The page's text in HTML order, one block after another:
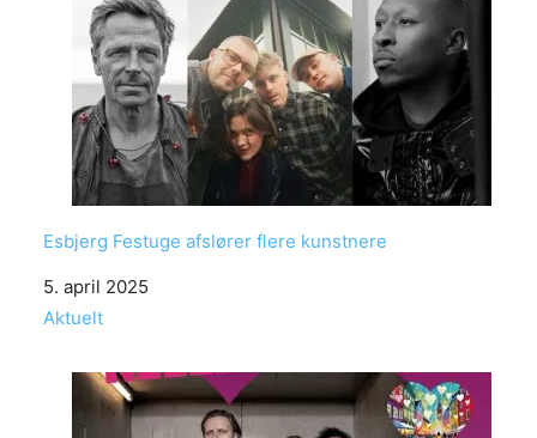
Esbjerg Festuge afslører flere kunstnere
Date
5. april 2025
In relation to
Aktuelt